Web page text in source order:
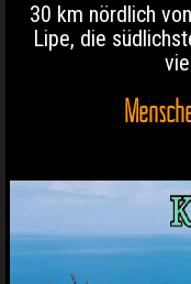
30 km nördlich
Lipe, die